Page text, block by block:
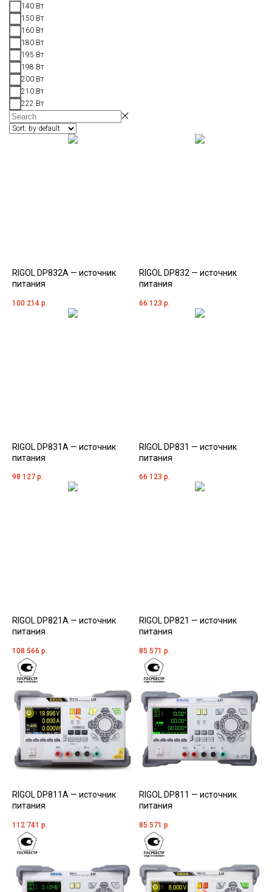
140 Вт
150 Вт
160 Вт
180 Вт
195 Вт
198 Вт
200 Вт
210 Вт
222 Вт
RIGOL DP832A — источник
питания
100 214 р.
RIGOL DP832 — источник
питания
66 123 р.
RIGOL DP831A — источник
питания
98 127 р.
RIGOL DP831 — источник
питания
66 123 р.
RIGOL DP821A — источник
питания
108 566 р.
RIGOL DP821 — источник
питания
85 571 р.
RIGOL DP811A — источник
питания
112 741 р.
RIGOL DP811 — источник
питания
85 571 р.